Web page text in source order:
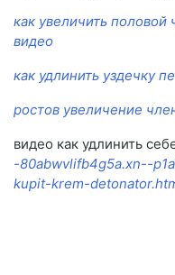
как увеличить
видео
как удлинить уздечку
ростов увеличение
видео как удлинить
-80abwvlifb4g5a.xn--
kupit-krem-